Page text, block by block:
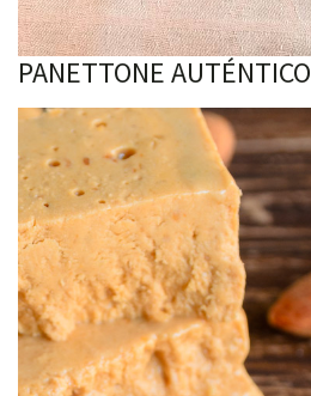
PANETTONE AUTÉNTICO